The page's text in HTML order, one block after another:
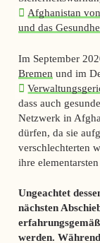
Afghanistan
und das
Im September
Bremen und im
dass auch
Netzwerk in
dürfen, da sie
verschlechterten
ihre
Ungeachtet
nächsten
werden.